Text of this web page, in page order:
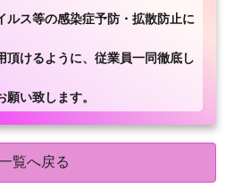
ルス等の感染症予防・拡散防止に
頂けるように、従業員一同徹底し
い致します。
覧へ戻る